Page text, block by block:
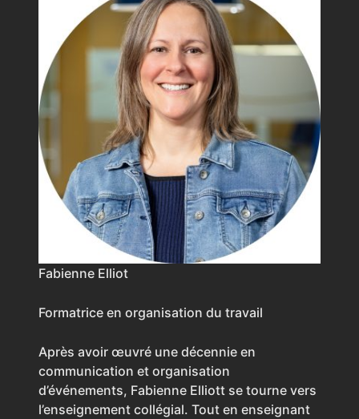
Fabienne Elliot
Formatrice en organisation du travail
Après avoir œuvré une décennie en
communication et organisation
d’événements, Fabienne Elliott se tourne vers
l’enseignement collégial. Tout en enseignant